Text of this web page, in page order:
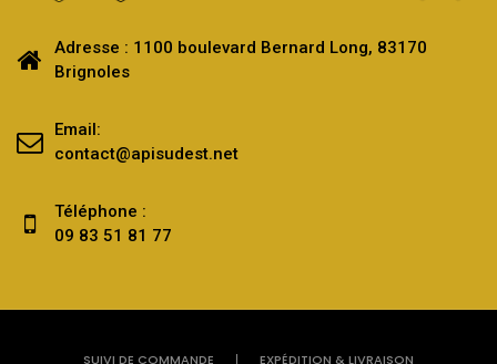
Adresse : 1100 boulevard Bernard Long, 83170
Brignoles
Email:
contact@apisudest.net
Téléphone :
09 83 51 81 77
SUIVI DE COMMANDE EXPÉDITION & LIVRAISON